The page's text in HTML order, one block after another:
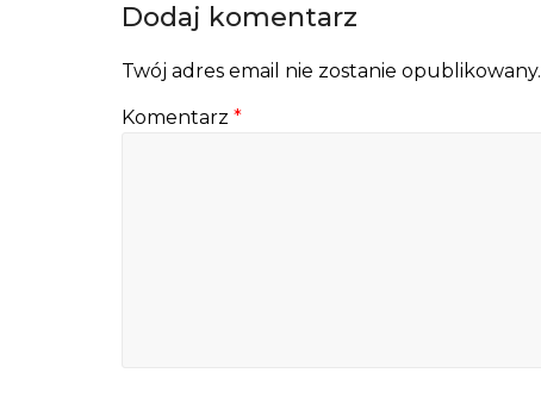
Dodaj komentarz
Twój adres email nie zostanie opublikowany.
Komentarz *